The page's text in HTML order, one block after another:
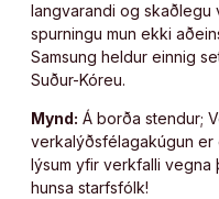
langvarandi og skaðlegu
spurningu mun ekki
Samsung heldur einnig
Suður-Kóreu.
Mynd: Á borða stendur;
verkalýðsfélagakúgun
lýsum yfir verkfalli vegna
hunsa starfsfólk!